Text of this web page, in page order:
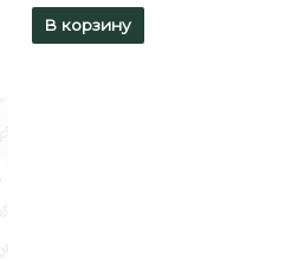
В корзину